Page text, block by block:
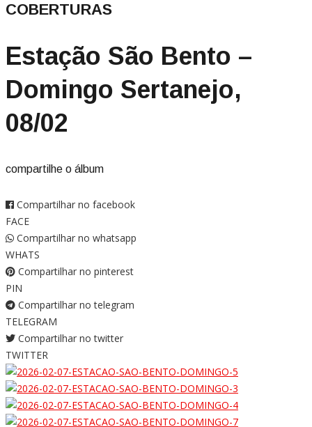
COBERTURAS
Estação São Bento –
Domingo Sertanejo,
08/02
compartilhe o álbum
Compartilhar no facebook
FACE
Compartilhar no whatsapp
WHATS
Compartilhar no pinterest
PIN
Compartilhar no telegram
TELEGRAM
Compartilhar no twitter
TWITTER